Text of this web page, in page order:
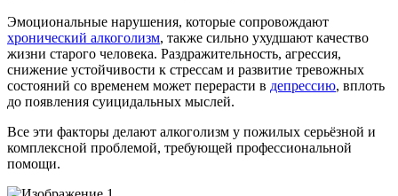
Эмоциональные нарушения, которые сопровождают
хронический алкоголизм, также сильно ухудшают качество
жизни старого человека. Раздражительность, агрессия,
снижение устойчивости к стрессам и развитие тревожных
состояний со временем может перерасти в депрессию, вплоть
до появления суицидальных мыслей.
Все эти факторы делают алкоголизм у пожилых серьёзной и
комплексной проблемой, требующей профессиональной
помощи.